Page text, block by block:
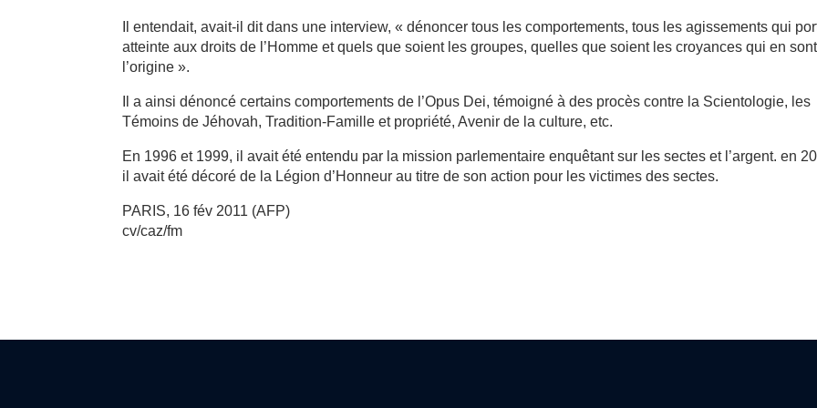
Il entendait, avait-il dit dans une interview, « dénoncer tous les comportements, tous les agissements qui
atteinte aux droits de l’Homme et quels que soient les groupes, quelles que soient les croyances qui en
l’origine ».
Il a ainsi dénoncé certains comportements de l’Opus Dei, témoigné à des procès contre la Scientologie, les
Témoins de Jéhovah, Tradition-Famille et propriété, Avenir de la culture, etc.
En 1996 et 1999, il avait été entendu par la mission parlementaire enquêtant sur les sectes et l’argent. en
il avait été décoré de la Légion d’Honneur au titre de son action pour les victimes des sectes.
PARIS, 16 fév 2011 (AFP)
cv/caz/fm